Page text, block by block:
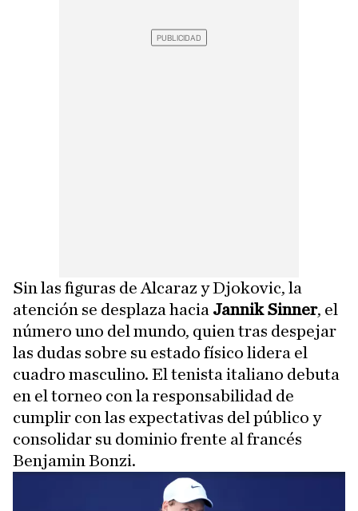
Sin las figuras de Alcaraz y Djokovic, la
atención se desplaza hacia Jannik Sinner, el
número uno del mundo, quien tras despejar
las dudas sobre su estado físico lidera el
cuadro masculino. El tenista italiano debuta
en el torneo con la responsabilidad de
cumplir con las expectativas del público y
consolidar su dominio frente al francés
Benjamin Bonzi.